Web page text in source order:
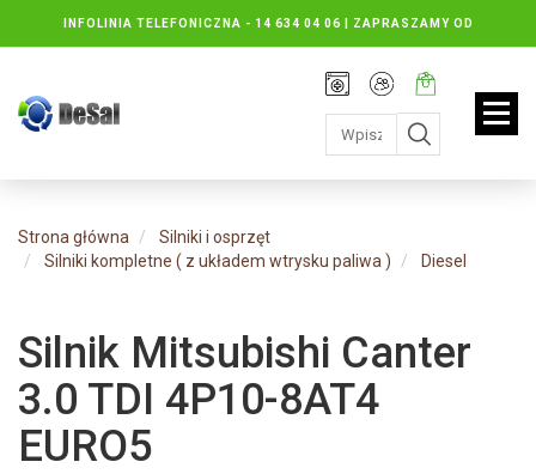
INFOLINIA TELEFONICZNA - 14 634 04 06 | ZAPRASZAMY OD
PONIEDZIAŁKU DO PIĄTKU : 8.30 DO 16.30, SOBOTY: 8.30 DO 13.00
Rejestracja
Moje
konto
Twój
koszyk:
jest
pusty
Strona główna
Silniki i osprzęt
Silniki kompletne ( z układem wtrysku paliwa )
Diesel
Silnik Mitsubishi Canter
3.0 TDI 4P10-8AT4
EURO5